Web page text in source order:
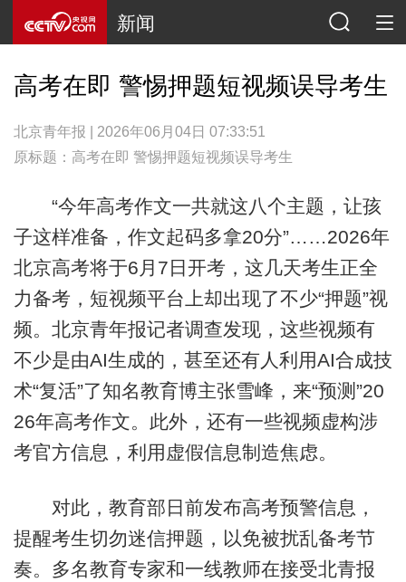
新闻
高考在即 警惕押题短视频误导考生
北京青年报 | 2026年06月04日 07:33:51
原标题：高考在即 警惕押题短视频误导考生
“今年高考作文一共就这八个主题，让孩
子这样准备，作文起码多拿20分”……2026年
北京高考将于6月7日开考，这几天考生正全
力备考，短视频平台上却出现了不少“押题”视
频。北京青年报记者调查发现，这些视频有
不少是由AI生成的，甚至还有人利用AI合成技
术“复活”了知名教育博主张雪峰，来“预测”20
26年高考作文。此外，还有一些视频虚构涉
考官方信息，利用虚假信息制造焦虑。
对此，教育部日前发布高考预警信息，
提醒考生切勿迷信押题，以免被扰乱备考节
奏。多名教育专家和一线教师在接受北青报